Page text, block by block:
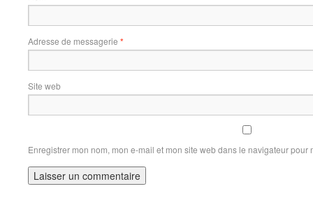
Adresse de messagerie *
Site web
Enregistrer mon nom, mon e-mail et mon site web dans le navigateur pour